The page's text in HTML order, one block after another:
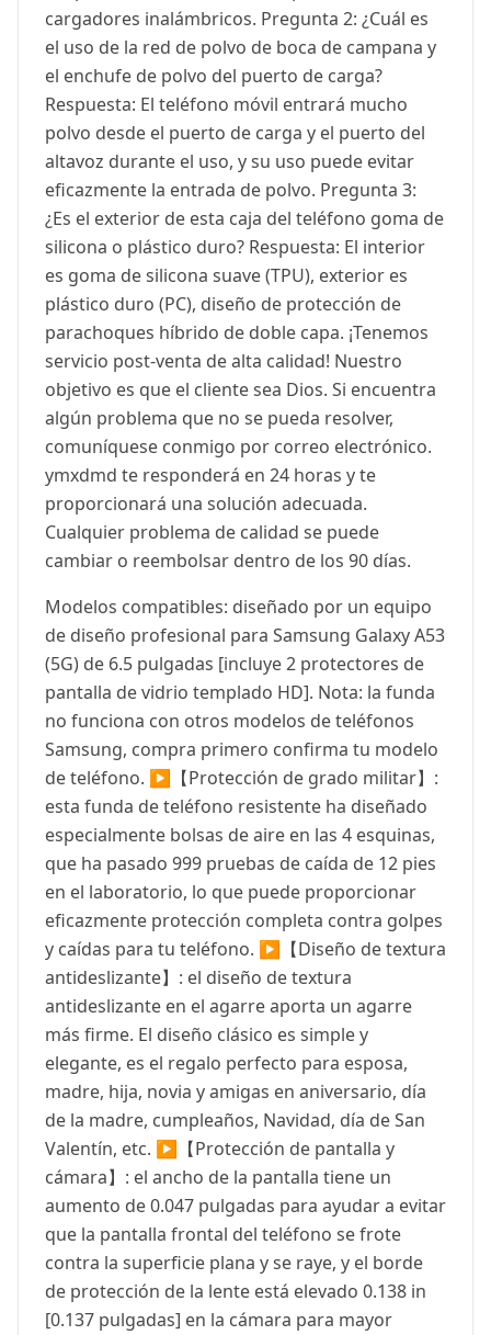
cargadores inalámbricos. Pregunta 2: ¿Cuál es
el uso de la red de polvo de boca de campana y
el enchufe de polvo del puerto de carga?
Respuesta: El teléfono móvil entrará mucho
polvo desde el puerto de carga y el puerto del
altavoz durante el uso, y su uso puede evitar
eficazmente la entrada de polvo. Pregunta 3:
¿Es el exterior de esta caja del teléfono goma de
silicona o plástico duro? Respuesta: El interior
es goma de silicona suave (TPU), exterior es
plástico duro (PC), diseño de protección de
parachoques híbrido de doble capa. ¡Tenemos
servicio post-venta de alta calidad! Nuestro
objetivo es que el cliente sea Dios. Si encuentra
algún problema que no se pueda resolver,
comuníquese conmigo por correo electrónico.
ymxdmd te responderá en 24 horas y te
proporcionará una solución adecuada.
Cualquier problema de calidad se puede
cambiar o reembolsar dentro de los 90 días.
Modelos compatibles: diseñado por un equipo
de diseño profesional para Samsung Galaxy A53
(5G) de 6.5 pulgadas [incluye 2 protectores de
pantalla de vidrio templado HD]. Nota: la funda
no funciona con otros modelos de teléfonos
Samsung, compra primero confirma tu modelo
de teléfono. ▶【Protección de grado militar】:
esta funda de teléfono resistente ha diseñado
especialmente bolsas de aire en las 4 esquinas,
que ha pasado 999 pruebas de caída de 12 pies
en el laboratorio, lo que puede proporcionar
eficazmente protección completa contra golpes
y caídas para tu teléfono. ▶【Diseño de textura
antideslizante】: el diseño de textura
antideslizante en el agarre aporta un agarre
más firme. El diseño clásico es simple y
elegante, es el regalo perfecto para esposa,
madre, hija, novia y amigas en aniversario, día
de la madre, cumpleaños, Navidad, día de San
Valentín, etc. ▶【Protección de pantalla y
cámara】: el ancho de la pantalla tiene un
aumento de 0.047 pulgadas para ayudar a evitar
que la pantalla frontal del teléfono se frote
contra la superficie plana y se raye, y el borde
de protección de la lente está elevado 0.138 in
[0.137 pulgadas] en la cámara para mayor